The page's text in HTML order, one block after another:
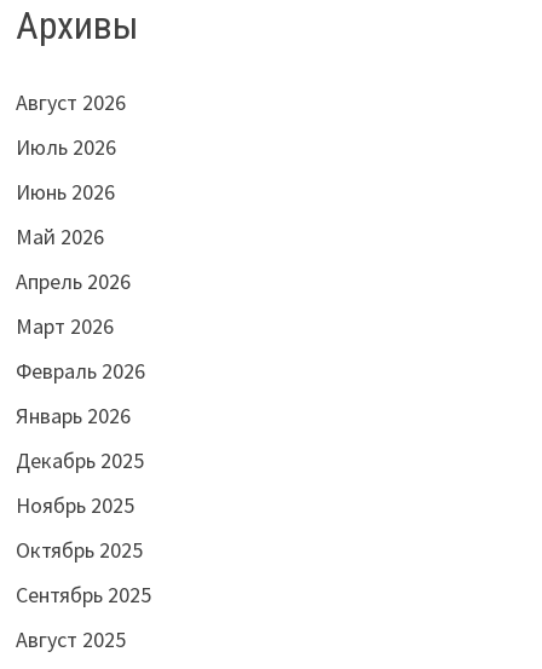
Архивы
Август 2026
Июль 2026
Июнь 2026
Май 2026
Апрель 2026
Март 2026
Февраль 2026
Январь 2026
Декабрь 2025
Ноябрь 2025
Октябрь 2025
Сентябрь 2025
Август 2025